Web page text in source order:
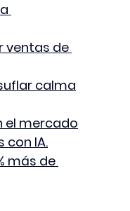
ventas de
calma
el mercado
con IA.
más de